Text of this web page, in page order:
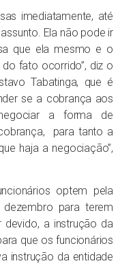
imediatamente, até
Ela não pode ir
que ela mesmo e o
fato ocorrido”, diz o
Tabatinga, que é
se a cobrança aos
a forma de
para tanto a
haja a negociação”,
optem pela
para terem
a instrução da
que os funcionários
instrução da entidade